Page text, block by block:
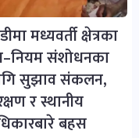
मध्यवर्ती क्षेत्रका
संशोधनका
सुझाव संकलन,
र स्थानीय
बहस